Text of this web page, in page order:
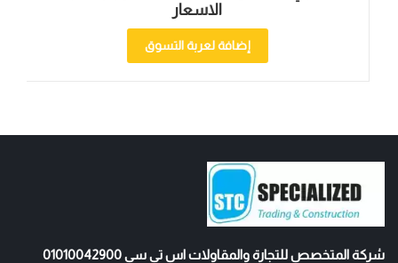
إضافة لعربة التسوق
شركة المتخصص للتجارة والمقاولات اس تي سي 01010042900